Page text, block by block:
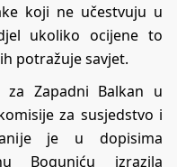
koji ne učestvuju u
ukoliko ocijene to
potražuje savjet.
za Zapadni Balkan u
za susjedstvo i
je u dopisima
Boguniću izrazila